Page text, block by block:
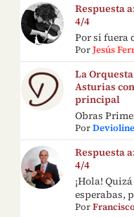
Respuesta
4/4
Por si fuera
PorJesús
La
Asturias
principal
Obras
Por
Respuesta
4/4
¡Hola!
esperabas,
Por